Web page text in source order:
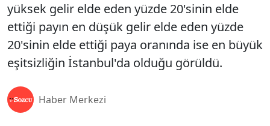
yüksek gelir elde eden yüzde 20'sinin elde
ettiği payın en düşük gelir elde eden yüzde
20'sinin elde ettiği paya oranında ise en büyük
eşitsizliğin İstanbul'da olduğu görüldü.
Haber Merkezi